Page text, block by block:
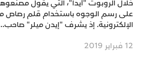
خلال الروبوت "أيدا"، التي يقول
على رسم الوجوه باستخدام قلم رصاص
الإلكترونية. إذ يشرف "إيدن ميلر"
12 فبراير 2019